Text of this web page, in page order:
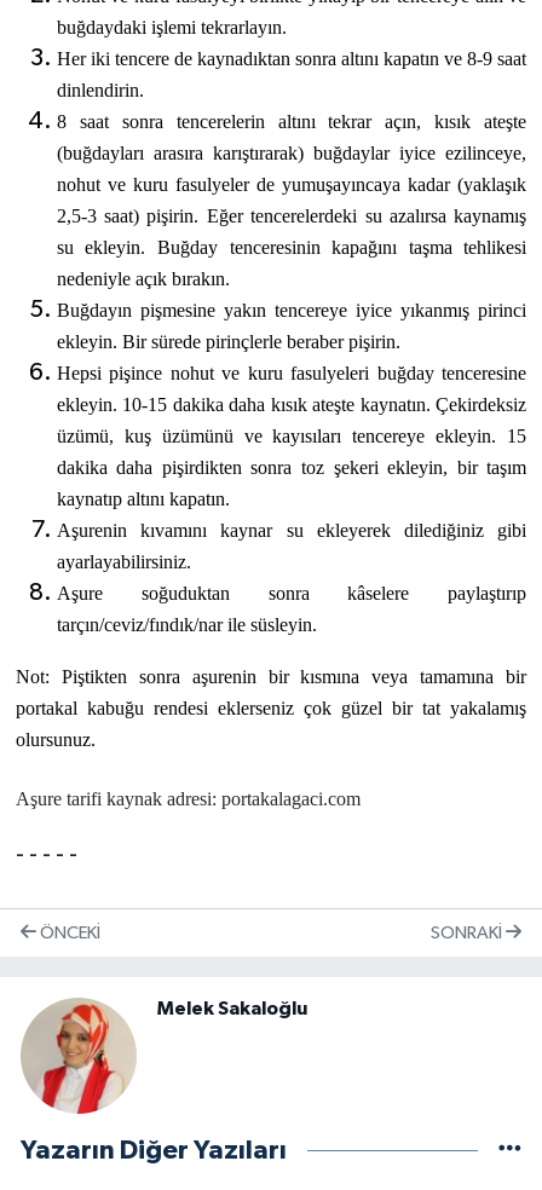
buğdaydaki işlemi tekrarlayın.
Her iki tencere de kaynadıktan sonra altını kapatın ve 8-9 saat
dinlendirin.
8 saat sonra tencerelerin altını tekrar açın, kısık ateşte
(buğdayları arasıra karıştırarak) buğdaylar iyice ezilinceye,
nohut ve kuru fasulyeler de yumuşayıncaya kadar (yaklaşık
2,5-3 saat) pişirin. Eğer tencerelerdeki su azalırsa kaynamış
su ekleyin. Buğday tenceresinin kapağını taşma tehlikesi
nedeniyle açık bırakın.
Buğdayın pişmesine yakın tencereye iyice yıkanmış pirinci
ekleyin. Bir sürede pirinçlerle beraber pişirin.
Hepsi pişince nohut ve kuru fasulyeleri buğday tenceresine
ekleyin. 10-15 dakika daha kısık ateşte kaynatın. Çekirdeksiz
üzümü, kuş üzümünü ve kayısıları tencereye ekleyin. 15
dakika daha pişirdikten sonra toz şekeri ekleyin, bir taşım
kaynatıp altını kapatın.
Aşurenin kıvamını kaynar su ekleyerek dilediğiniz gibi
ayarlayabilirsiniz.
Aşure soğuduktan sonra kâselere paylaştırıp
tarçın/ceviz/fındık/nar ile süsleyin.
Not: Piştikten sonra aşurenin bir kısmına veya tamamına bir
portakal kabuğu rendesi eklerseniz çok güzel bir tat yakalamış
olursunuz.
Aşure tarifi kaynak adresi: portakalagaci.com
- - - - -
ÖNCEKI SONRAKI
Melek Sakaloğlu
Yazarın Diğer Yazıları